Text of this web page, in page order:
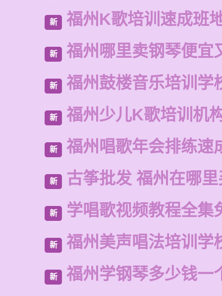
新 福州K歌培训速成班
新 福州哪里卖钢琴便宜
新 福州鼓楼音乐培训学
新 福州少儿K歌培训机
新 福州唱歌年会排练速
新 古筝批发 福州在哪
新 学唱歌视频教程全集
新 福州美声唱法培训学
新 福州学钢琴多少钱一